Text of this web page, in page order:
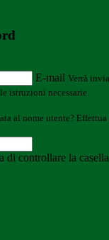
E-mail Verrà
istruzioni necessarie.
al nome utente?
di controllare la